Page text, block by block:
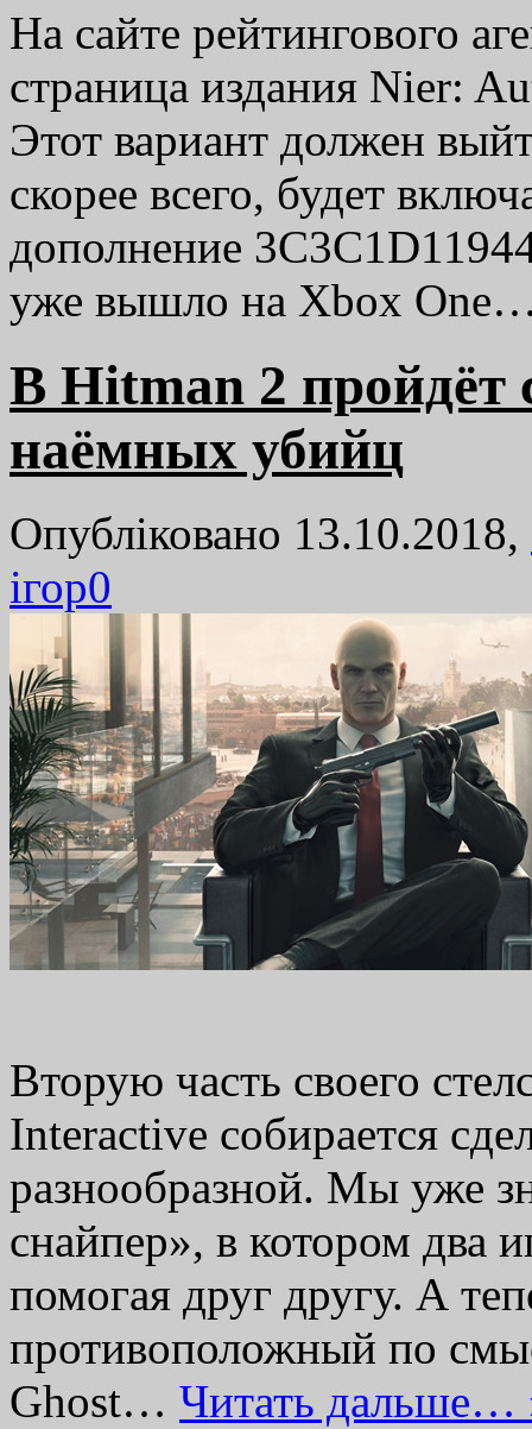
На сайте рейтингового
страница издания Nier:
Этот вариант должен
скорее всего, будет
дополнение
уже вышло на Xbox
В Hitman 2 пройдёт
наёмных убийц
Опубліковано 13.10.2018,
ігор0
Вторую часть своего
Interactive собирается
разнообразной. Мы уже
снайпер», в котором два
помогая друг другу. А
противоположный по
Ghost… Читать дальше…